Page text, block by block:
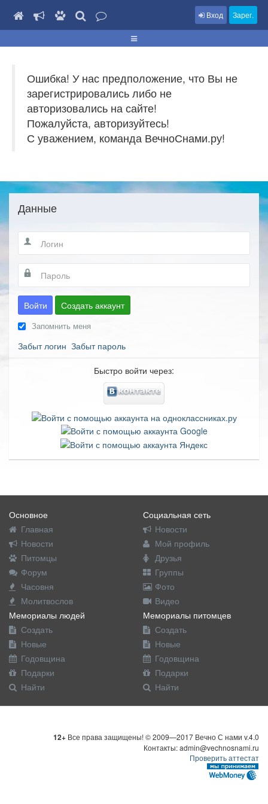
Вход Зарег.
Ошибка! У нас предположение, что Вы не
зарегистрировались либо не
авторизовались на сайте!
Пожалуйста, авторизуйтесь!
С уважением, команда ВечноСнами.ру!
Данные
Войти Создать аккаунт
Запомнить меня
Забыт логин Забыт пароль
Быстро войти через:
Основное
Главная
Новости
Питомцы
Форум
Часовня
Молитвослов
Социальная сеть
Новости
Мой профиль
Друзья
Группы
Фото
Видео
Мемориалы людей
Создать
Новые
Годовщина
Подарки
Найти
Мемориалы питомцев
Создать
Новые
Годовщина
Подарки
Найти
12+ Все права защищены! © 2009—2017 Вечно С нами v.4.0
Контакты: admin@vechnosnami.ru
Проверить аттестат